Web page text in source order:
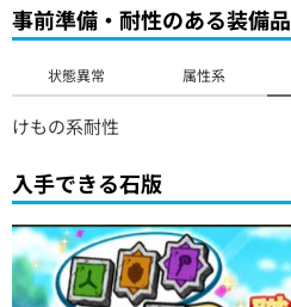
事前準備・耐性のある装備品
状態異常 属性系
けもの系耐性
入手できる石版